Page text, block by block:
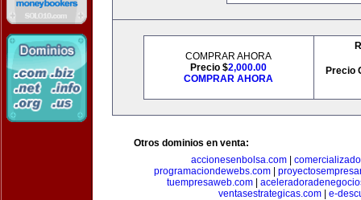
COMPRAR AHORA
Precio $2,000.00
COMPRAR AHORA
Precio
Otros dominios en venta:
accionesenbolsa.com
programaciondewebs.com
tuempresaweb.com
ventasestrategicas.com| e-